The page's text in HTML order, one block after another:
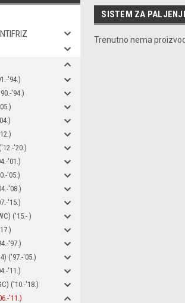
'94.)
'94.)
'20.)
'01.)
'05.)
'08.)
'15.)
('15.- )
'97.)
('97.-'05.)
'11.)
('10.-'18.)
'11.)
SISTEM ZA
Trenutno nema